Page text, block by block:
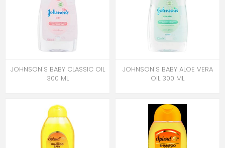
JOHNSON'S BABY CLASSIC OIL
300 ML
JOHNSON'S BABY ALOE VERA
OIL 300 ML